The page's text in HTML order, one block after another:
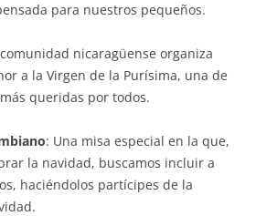
para nuestros pequeños.
nicaragüense organiza
a la Virgen de la Purísima, una de
queridas por todos.
: Una misa especial en la que,
la navidad, buscamos incluir a
haciéndolos partícipes de la